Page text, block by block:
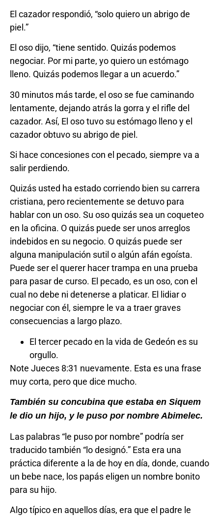
El cazador respondió, “solo quiero un abrigo de
piel.”
El oso dijo, “tiene sentido. Quizás podemos
negociar. Por mi parte, yo quiero un estómago
lleno. Quizás podemos llegar a un acuerdo.”
30 minutos más tarde, el oso se fue caminando
lentamente, dejando atrás la gorra y el rifle del
cazador. Así, El oso tuvo su estómago lleno y el
cazador obtuvo su abrigo de piel.
Si hace concesiones con el pecado, siempre va a
salir perdiendo.
Quizás usted ha estado corriendo bien su carrera
cristiana, pero recientemente se detuvo para
hablar con un oso. Su oso quizás sea un coqueteo
en la oficina. O quizás puede ser unos arreglos
indebidos en su negocio. O quizás puede ser
alguna manipulación sutil o algún afán egoísta.
Puede ser el querer hacer trampa en una prueba
para pasar de curso. El pecado, es un oso, con el
cual no debe ni detenerse a platicar. El lidiar o
negociar con él, siempre le va a traer graves
consecuencias a largo plazo.
El tercer pecado en la vida de Gedeón es su
orgullo.
Note Jueces 8:31 nuevamente. Esta es una frase
muy corta, pero que dice mucho.
También su concubina que estaba en Siquem
le dio un hijo, y le puso por nombre Abimelec.
Las palabras “le puso por nombre” podría ser
traducido también “lo designó.” Esta era una
práctica diferente a la de hoy en día, donde, cuando
un bebe nace, los papás eligen un nombre bonito
para su hijo.
Algo típico en aquellos días, era que el padre le